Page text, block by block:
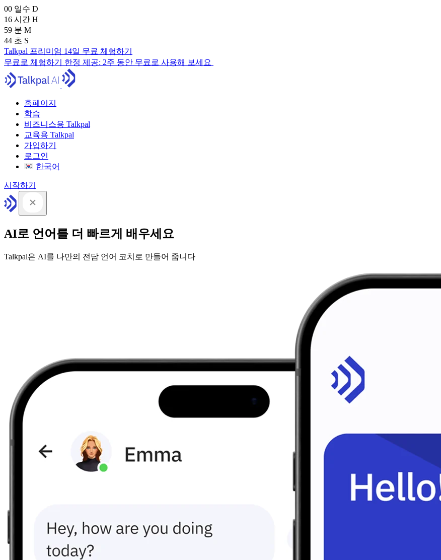
00 일수 D
16 시간 H
59 분 M
43 초 S
Talkpal 프리미엄 14일 무료 체험하기
무료로 체험하기 한정 제공: 2주 동안 무료로 사용해 보세요
홈페이지
학습
비즈니스용 Talkpal
교육용 Talkpal
가입하기
로그인
한국어
시작하기
AI로 언어를 더 빠르게 배우세요
Talkpal은 AI를 나만의 전담 언어 코치로 만들어 줍니다